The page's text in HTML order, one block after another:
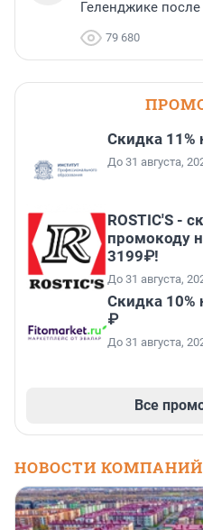
Геленджике
79 680
Скидка 11%
До 31 августа,
ROSTIC'S -
промокоду
3199₽!
До 31 августа,
Скидка 10%
₽
До 31 августа,
Все
НОВОСТИ КОМПАНИЙ